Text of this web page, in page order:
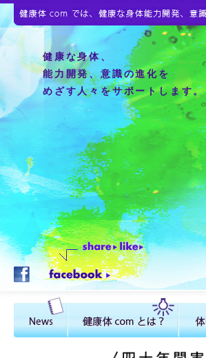
健康な身体、
能力開発、意識の進化を
めざす人々をサポートします。